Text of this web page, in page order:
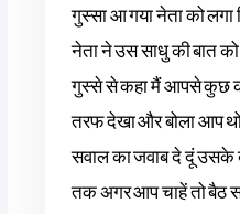
गुस्सा आ गया नेता को लगा
नेता ने उस साधु की बात
गुस्से से कहा मैं आपसे कुछ
तरफ देखा और बोला आप
सवाल का जवाब दे दूं
तक अगर आप चाहें तो बैठ